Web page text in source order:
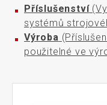
Příslušenství
systémů
Výroba
použitelné ve